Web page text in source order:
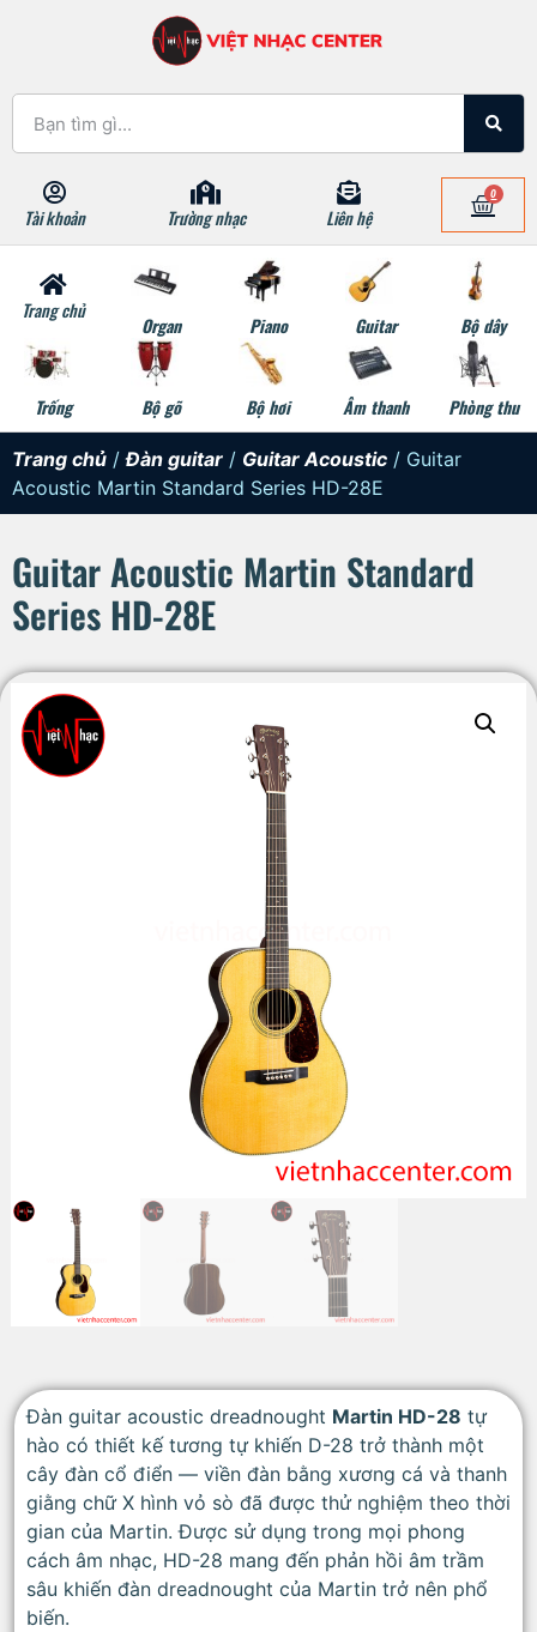
Tài khoản Trường nhạc Liên hệ
0
Trang chủ
Organ Piano Guitar Bộ dây
Trống Bộ gõ Bộ hơi Âm thanh Phòng thu
Trang chủ /Đàn guitar / Guitar Acoustic / Guitar
Acoustic Martin Standard Series HD-28E
Guitar Acoustic Martin Standard
Series HD-28E
Đàn guitar acoustic dreadnought Martin HD-28 tự
hào có thiết kế tương tự khiến D-28 trở thành một
cây đàn cổ điển — viền đàn bằng xương cá và thanh
giằng chữ X hình vỏ sò đã được thử nghiệm theo thời
gian của Martin. Được sử dụng trong mọi phong
cách âm nhạc, HD-28 mang đến phản hồi âm trầm
sâu khiến đàn dreadnought của Martin trở nên phổ
biến.